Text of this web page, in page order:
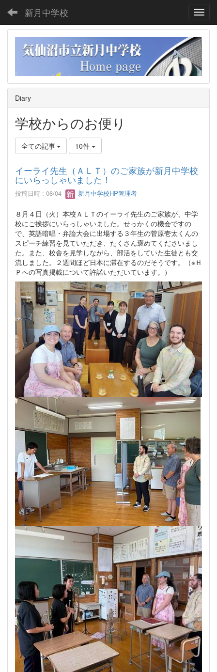
新月中学校
Diary
学校からのお便り
全ての記事 10件
イーライ先生（ＡＬＴ）のご家族が新月中学校
にいらっしゃいました！
投稿日時 : 08/04 新月中学校HP管理者
８月４日（火）本校ＡＬＴのイーライ先生のご家族が、中学
校にご挨拶にいらっしゃいました。せっかくの機会ですの
で、英語暗唱・弁論大会に出場する３年生の菅原壱太くんの
スピーチ練習を見ていただき、たくさん褒めてくださいまし
た。また、校舎を見学しながら、部活をしていた生徒とも交
流しました。２週間ほど日本に滞在するのだそうです。（※Ｈ
Ｐへの写真掲載について許諾いただいています。）